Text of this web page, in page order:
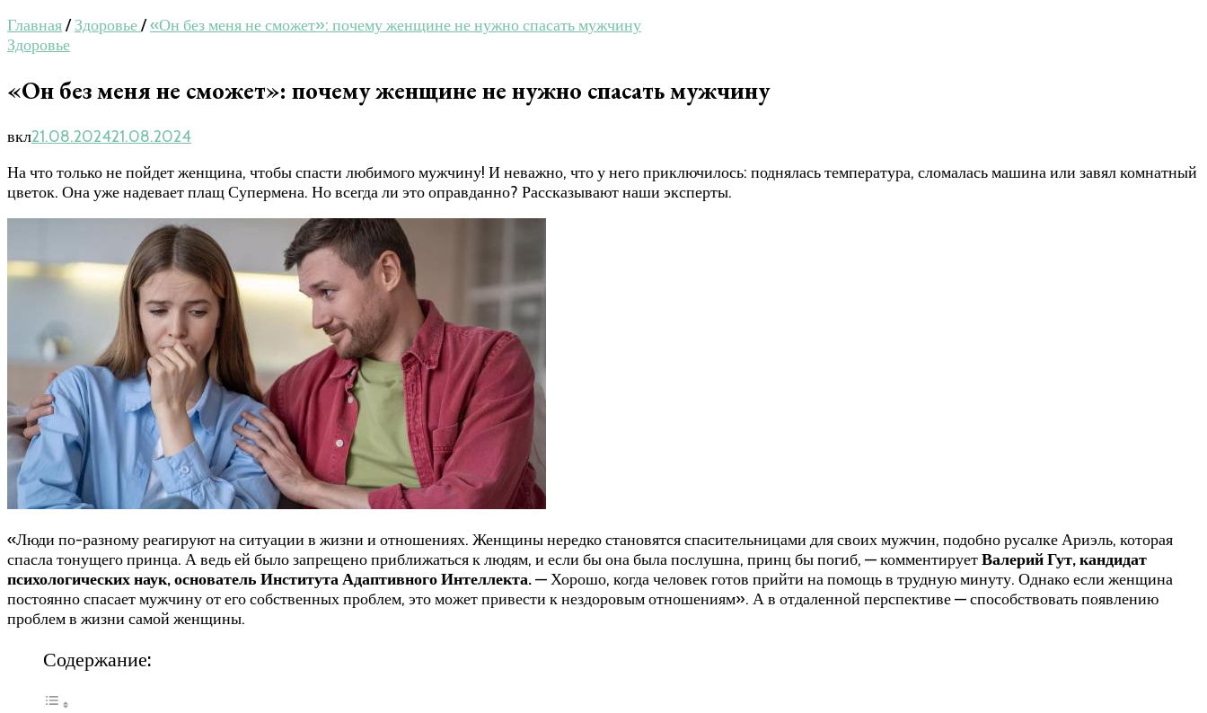
Главная/ Здоровье/«Он без меня не сможет»: почему женщине не нужно спасать мужчину
Здоровье
«Он без меня не сможет»: почему женщине не нужно спасать мужчину
вкл21.08.202421.08.2024
На что только не пойдет женщина, чтобы спасти любимого мужчину! И неважно, что у него приключилось: поднялась температура, сломалась машина или завял комнатный
цветок. Она уже надевает плащ Супермена. Но всегда ли это оправданно? Рассказывают наши эксперты.
«Люди по-разному реагируют на ситуации в жизни и отношениях. Женщины нередко становятся спасительницами для своих мужчин, подобно русалке Ариэль, которая
спасла тонущего принца. А ведь ей было запрещено приближаться к людям, и если бы она была послушна, принц бы погиб, — комментируетВалерий Гут, кандидат
психологических наук, основатель Института Адаптивного Интеллекта.— Хорошо, когда человек готов прийти на помощь в трудную минуту. Однако если женщина
постоянно спасает мужчину от его собственных проблем, это может привести к нездоровым отношениям». А в отдаленной перспективе — способствовать появлению
проблем в жизни самой женщины.
Содержание: